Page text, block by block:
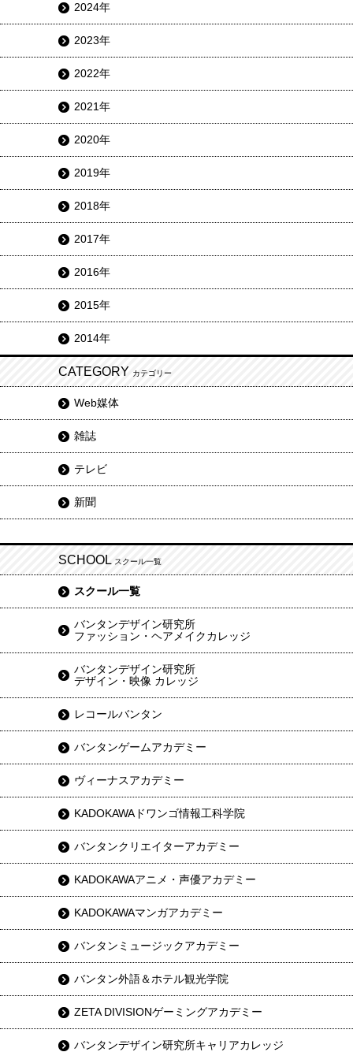
2024年
2023年
2022年
2021年
2020年
2019年
2018年
2017年
2016年
2015年
2014年
CATEGORY カテゴリー
Web媒体
雑誌
テレビ
新聞
SCHOOL スクール一覧
スクール一覧
バンタンデザイン研究所
ファッション・ヘアメイクカレッジ
バンタンデザイン研究所
デザイン・映像 カレッジ
レコールバンタン
バンタンゲームアカデミー
ヴィーナスアカデミー
KADOKAWAドワンゴ情報工科学院
バンタンクリエイターアカデミー
KADOKAWAアニメ・声優アカデミー
KADOKAWAマンガアカデミー
バンタンミュージックアカデミー
バンタン外語＆ホテル観光学院
ZETA DIVISIONゲーミングアカデミー
バンタンデザイン研究所キャリアカレッジ